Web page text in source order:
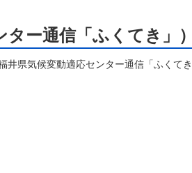
ー通信「ふくてき」）
県気候変動適応センター通信「ふくてき